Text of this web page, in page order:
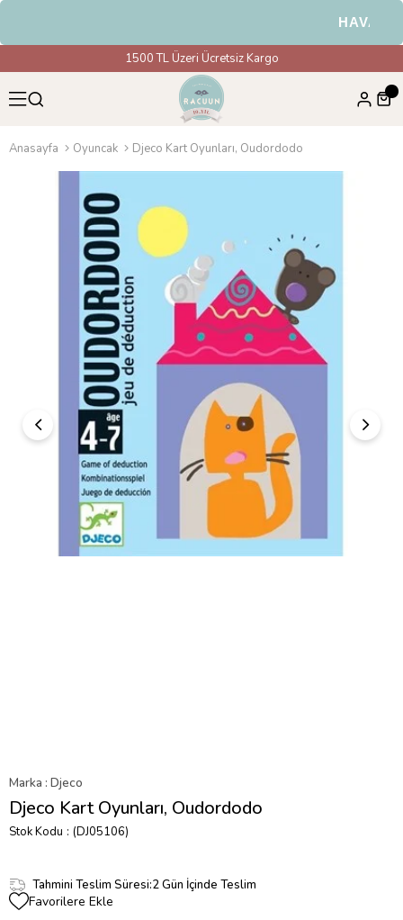
HAVALE
1500 TL Üzeri Ücretsiz Kargo
Anasayfa Oyuncak Djeco Kart Oyunları, Oudordodo
Marka : Djeco
Djeco Kart Oyunları, Oudordodo
Stok Kodu (DJ05106)
Tahmini Teslim Süresi:2 Gün İçinde Teslim
Favorilere Ekle